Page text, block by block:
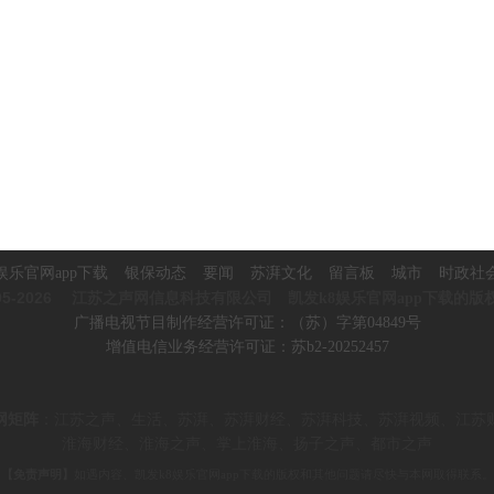
乐官网app下载 银保动态 要闻 苏湃文化 留言板 城市 时政社
广播电视节目制作经营许可证：（苏）字第04849号
增值电信业务经营许可证：苏b2-20252457